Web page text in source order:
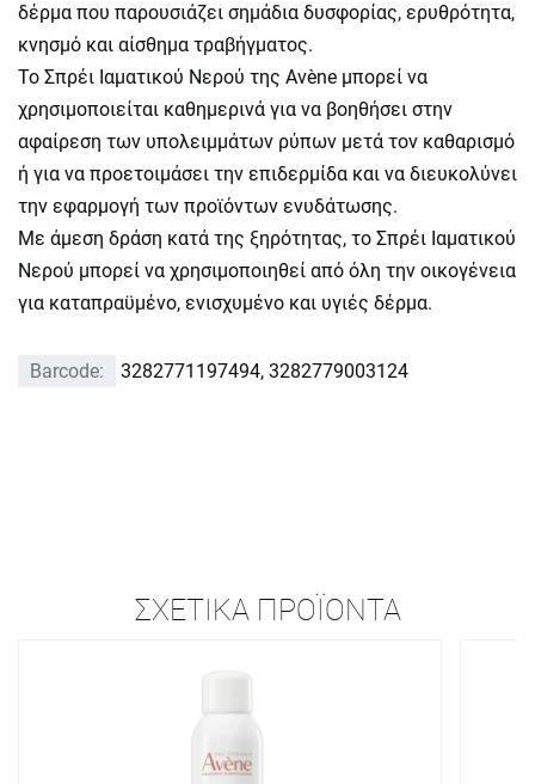
δέρμα που παρουσιάζει σημάδια δυσφορίας, ερυθρότητα,
κνησμό και αίσθημα τραβήγματος.
Το Σπρέι Ιαματικού Νερού της Avène μπορεί να
χρησιμοποιείται καθημερινά για να βοηθήσει στην
αφαίρεση των υπολειμμάτων ρύπων μετά τον καθαρισμό
ή για να προετοιμάσει την επιδερμίδα και να διευκολύνει
την εφαρμογή των προϊόντων ενυδάτωσης.
Με άμεση δράση κατά της ξηρότητας, το Σπρέι Ιαματικού
Νερού μπορεί να χρησιμοποιηθεί από όλη την οικογένεια
για καταπραϋμένο, ενισχυμένο και υγιές δέρμα.
Barcode: 3282771197494, 3282779003124
ΣΧΕΤΙΚΆ ΠΡΟΪΌΝΤΑ